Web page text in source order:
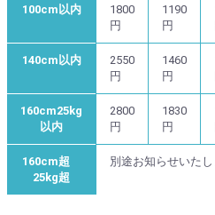
100cm以内
1800
円
1190
円
140cm以内
2550
円
1460
円
160cm25kg
以内
2800
円
1830
円
160cm超
25kg超
別途お知らせいたし